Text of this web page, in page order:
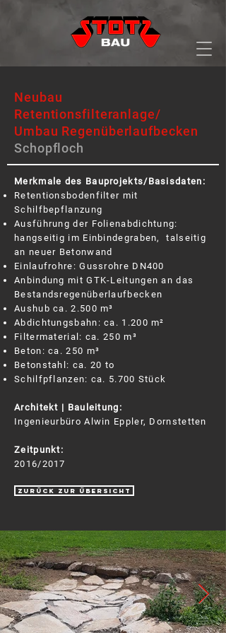
Neubau
Retentionsfilteranlage/
Umbau Regenüberlaufbecken
Schopfloch
Merkmale des Bauprojekts/Basisdaten:
Retentionsbodenfilter mit
Schilfbepflanzung
Ausführung der Folienabdichtung:
hangseitig im Einbindegraben, talseitig
an neuer Betonwand
Einlaufrohre: Gussrohre DN400
Anbindung mit GTK-Leitungen an das
Bestandsregenüberlaufbecken
Aushub ca. 2.500 m³
Abdichtungsbahn: ca. 1.200 m²
Filtermaterial: ca. 250 m³
Beton: ca. 250 m³
Betonstahl: ca. 20 to
Schilfpflanzen: ca. 5.700 Stück
Architekt | Bauleitung:
Ingenieurbüro Alwin Eppler, Dornstetten
Zeitpunkt:
2016/2017
zurück zur Übersicht